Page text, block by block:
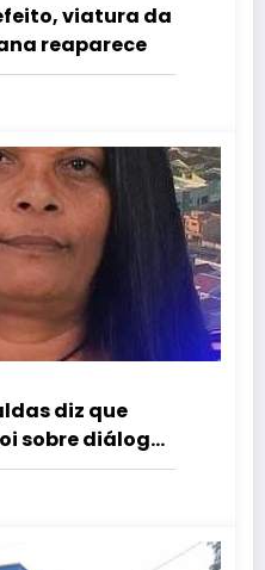
viatura da
reaparece
diz que
sobre diálogo